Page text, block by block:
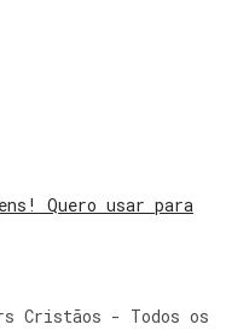
Quero usar para
Cristãos - Todos os